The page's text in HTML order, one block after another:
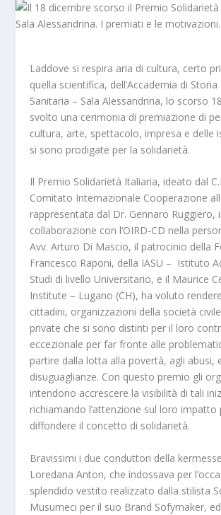
Laddove si respira aria di cultura, certo
quella scientifica, dell’Accademia di Storia
Sanitaria – Sala Alessandrina, lo scorso
svolto una cerimonia di premiazione di
cultura, arte, spettacolo, impresa e delle
si sono prodigate per la solidarietà.
Il Premio Solidarietà Italiana, ideato dal
Comitato Internazionale Cooperazione
rappresentata dal Dr. Gennaro Ruggiero,
collaborazione con l’OIRD-CD nella
Avv. Arturo Di Mascio, il patrocinio della
Francesco Raponi, della IASU – Istituto
Studi di livello Universitario, e il Maurice
Institute – Lugano (CH), ha voluto
cittadini, organizzazioni della società
private che si sono distinti per il loro
eccezionale per far fronte alle
partire dalla lotta alla povertà, agli abusi,
disuguaglianze. Con questo premio gli
intendono accrescere la visibilità di tali
richiamando l’attenzione sul loro impatto
diffondere il concetto di solidarietà.
Bravissimi i due conduttori della
Loredana Anton, che indossava per
splendido vestito realizzato dalla stilista
Musumeci per il suo Brand Sofymaker,